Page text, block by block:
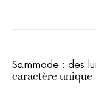
Sammode : des
caractère unique